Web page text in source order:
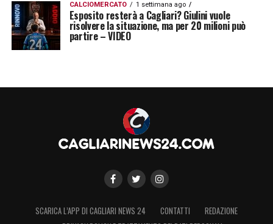
CALCIOMERCATO 1 settimana ago
Esposito resterà a Cagliari? Giulini vuole
risolvere la situazione, ma per 20 milioni può
partire – VIDEO
SCARICA L’APP DI CAGLIARI NEWS 24 CONTATTI
REDAZIONE